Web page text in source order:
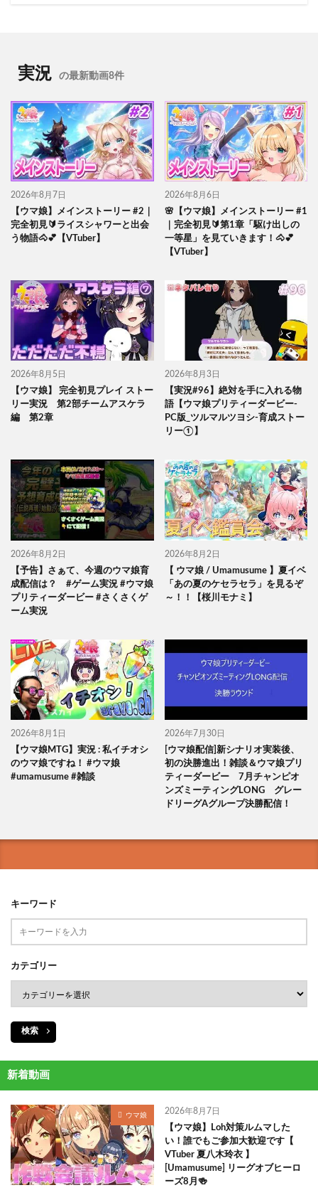
実況 の最新動画8件
2026年8月7日
【ウマ娘】メインストーリー #2｜
完全初見🔰ライスシャワーと出会
う物語🐴💕【VTuber】
2026年8月6日
🌸【ウマ娘】メインストーリー #1
｜完全初見🔰第1章「駆け出しの
一等星」を見ていきます！🐴💕
【VTuber】
2026年8月5日
【ウマ娘】 完全初見プレイ ストー
リー実況 第2部チームアスケラ
編 第2章
2026年8月3日
【実況#96】絶対を手に入れる物
語【ウマ娘プリティーダービー-
PC版_ツルマルツヨシ-育成ストー
リー①】
2026年8月2日
【予告】さぁて、今週のウマ娘育
成配信は？ #ゲーム実況 #ウマ娘
プリティーダービー #さくさくゲ
ーム実況
2026年8月2日
【 ウマ娘 / Umamusume 】夏イベ
「あの夏のケセラセラ」を見るぞ
～！！【桜川モナミ】
2026年8月1日
【ウマ娘MTG】実況 : 私イチオシ
のウマ娘ですね！ #ウマ娘
#umamusume #雑談
2026年7月30日
[ウマ娘配信]新シナリオ実装後、
初の決勝進出！雑談＆ウマ娘プリ
ティーダービー 7月チャンピオ
ンズミーティングLONG グレー
ドリーグAグループ決勝配信！
キーワード
カテゴリー
検索
新着動画
ウマ娘 2026年8月7日
【ウマ娘】Loh対策ルムマした
い！誰でもご参加大歓迎です【
VTuber 夏八木玲衣 】
[Umamusume] リーグオブヒーロ
ーズ8月🍻